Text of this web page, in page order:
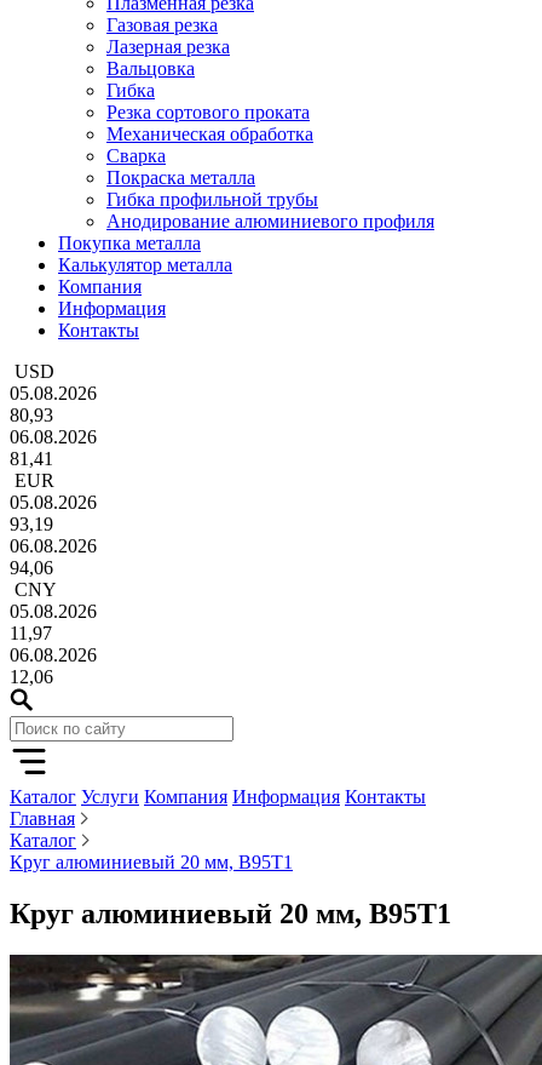
Газовая резка
Лазерная резка
Вальцовка
Гибка
Резка сортового проката
Механическая обработка
Сварка
Покраска металла
Гибка профильной трубы
Анодирование алюминиевого профиля
Покупка металла
Калькулятор металла
Компания
Информация
Контакты
USD
05.08.2026
80,93
06.08.2026
81,41
EUR
05.08.2026
93,19
06.08.2026
94,06
CNY
05.08.2026
11,97
06.08.2026
12,06
Каталог Услуги Компания Информация Контакты
Главная
Каталог
Круг алюминиевый 20 мм, В95Т1
Круг алюминиевый 20 мм, В95Т1